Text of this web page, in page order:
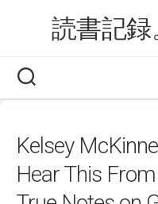
読書記録
Kelsey
Hear This